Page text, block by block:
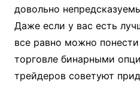
довольно
Даже если у вас есть
все равно можно
торговле бинарными
трейдеров советуют